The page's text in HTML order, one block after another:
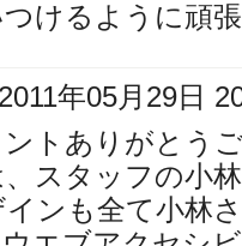
けるように頑
2011年05月29日
トありがとう
スタッフの小
ンも全て小林